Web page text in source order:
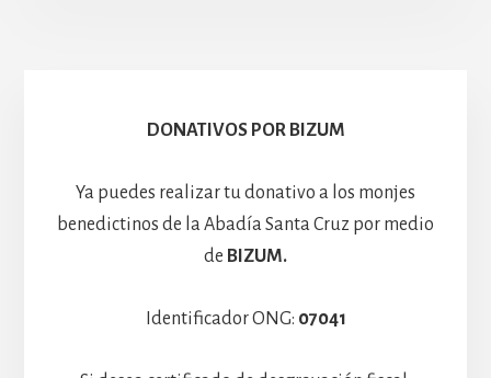
Hospedería
DONATIVOS POR BIZUM
Ya puedes realizar tu donativo a los monjes
benedictinos de la Abadía Santa Cruz por medio
de BIZUM.
Identificador ONG: 07041